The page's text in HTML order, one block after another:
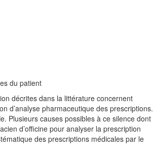
du patient
décrites dans la littérature concernent
d’analyse pharmaceutique des prescriptions.
Plusieurs causes possibles à ce silence dont
d’officine pour analyser la prescription
des prescriptions médicales par le